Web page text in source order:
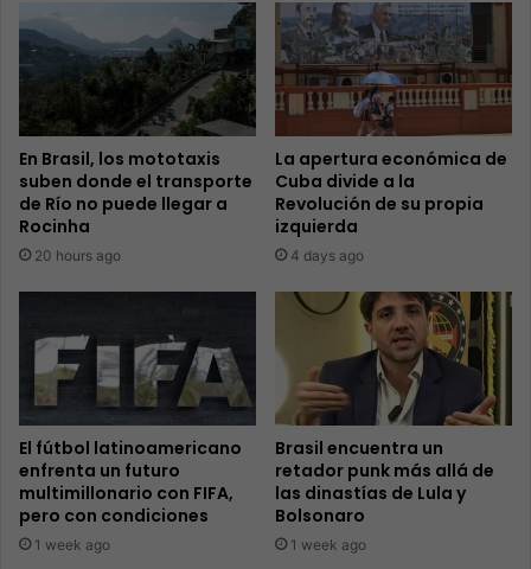
En Brasil, los mototaxis
suben donde el transporte
de Río no puede llegar a
Rocinha
20 hours ago
La apertura económica de
Cuba divide a la
Revolución de su propia
izquierda
4 days ago
El fútbol latinoamericano
enfrenta un futuro
multimillonario con FIFA,
pero con condiciones
1 week ago
Brasil encuentra un
retador punk más allá de
las dinastías de Lula y
Bolsonaro
1 week ago